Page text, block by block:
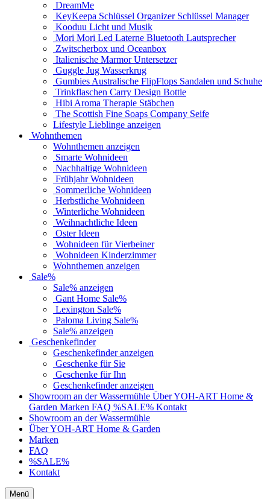
DreamMe
KeyKeepa Schlüssel Organizer Schlüssel Manager
Kooduu Licht und Musik
Mori Mori Led Laterne Bluetooth Lautsprecher
Zwitscherbox und Oceanbox
Italienische Marmor Untersetzer
Guggle Jug Wasserkrug
Gumbies Australische FlipFlops Sandalen und Schuhe
Trinkflaschen Carry Design Bottle
Hibi Aroma Therapie Stäbchen
The Scottish Fine Soaps Company Seife
Lifestyle Lieblinge anzeigen
Wohnthemen
Wohnthemen anzeigen
Smarte Wohnideen
Nachhaltige Wohnideen
Frühjahr Wohnideen
Sommerliche Wohnideen
Herbstliche Wohnideen
Winterliche Wohnideen
Weihnachtliche Ideen
Oster Ideen
Wohnideen für Vierbeiner
Wohnideen Kinderzimmer
Wohnthemen anzeigen
Sale%
Sale% anzeigen
Gant Home Sale%
Lexington Sale%
Paloma Living Sale%
Sale% anzeigen
Geschenkefinder
Geschenkefinder anzeigen
Geschenke für Sie
Geschenke für Ihn
Geschenkefinder anzeigen
Showroom an der Wassermühle Über YOH-ART Home &
Garden Marken FAQ %SALE% Kontakt
Showroom an der Wassermühle
Über YOH-ART Home & Garden
Marken
FAQ
%SALE%
Kontakt
Menü